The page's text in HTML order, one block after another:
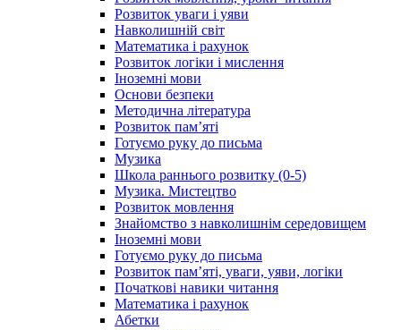
Розвиток уваги і уяви
Навколишній світ
Математика і рахунок
Розвиток логіки і мислення
Іноземні мови
Основи безпеки
Методична література
Розвиток пам’яті
Готуємо руку до письма
Музика
Школа раннього розвитку (0-5)
Музика. Мистецтво
Розвиток мовлення
Знайомство з навколишнім середовищем
Іноземні мови
Готуємо руку до письма
Розвиток пам’яті, уваги, уяви, логіки
Початкові навики читання
Математика і рахунок
Абетки